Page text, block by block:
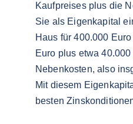
Kaufpreises plus die
Sie als Eigenkapital
Haus für 400.000
Euro plus etwa
Nebenkosten, also
Mit diesem
besten